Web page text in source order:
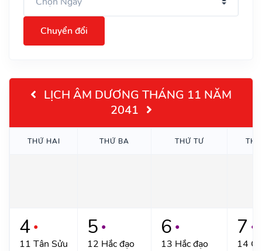
Chuyển đổi
LỊCH ÂM DƯƠNG THÁNG 11 NĂM
2041
THỨ HAI THỨ BA THỨ TƯ
4 ●
11 Tân Sửu
5 ●
12 Hắc đạo
6 ●
13 Hắc đạo
7 ●
14